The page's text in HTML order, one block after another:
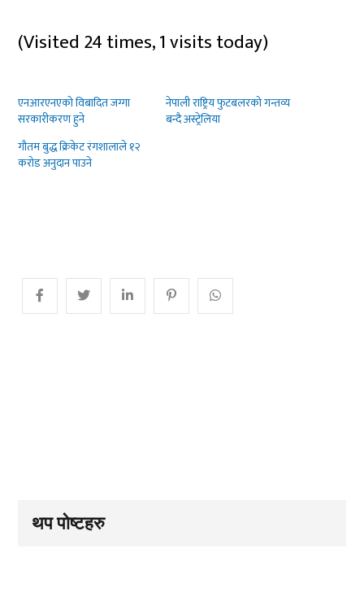
(Visited 24 times, 1 visits today)
एनआरएनएको विबादित जग्गा
सरकारीकरण हुने
नेपाली राष्ट्रिय फुटबलरको गन्तव्य
बन्दै अस्ट्रेलिया
गौतम बुद्ध क्रिकेट रंगशालाले १२
करोड अनुदान पाउने
थप पोष्टहरु